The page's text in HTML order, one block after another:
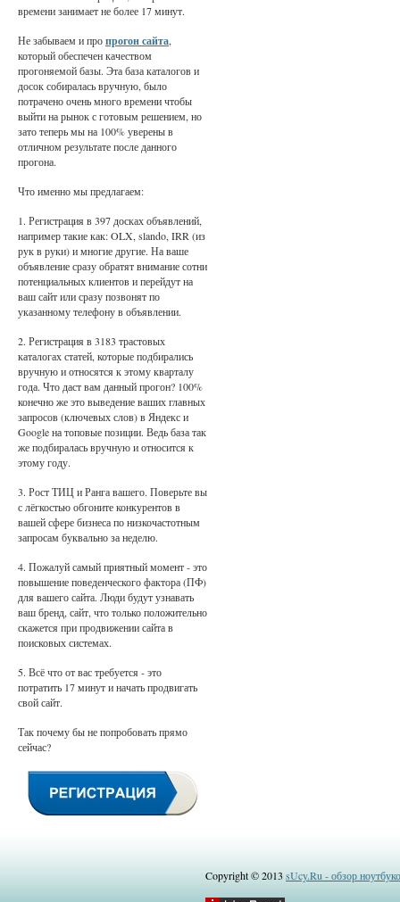
времени занимает не более 17 минут.
Не забываем и пропрогон сайта,
который обеспечен качеством
прогоняемой базы. Эта база каталогов и
досок собиралась вручную, было
потрачено очень много времени чтобы
выйти на рынок с готовым решением, но
зато теперь мы на 100% уверены в
отличном результате после данного
прогона.
Что именно мы предлагаем:
1. Регистрация в 397 досках объявлений,
например такие как: OLX, slando, IRR (из
рук в руки) и многие другие. На ваше
объявление сразу обратят внимание сотни
потенциальных клиентов и перейдут на
ваш сайт или сразу позвонят по
указанному телефону в объявлении.
2. Регистрация в 3183 трастовых
каталогах статей, которые подбирались
вручную и относятся к этому кварталу
года. Что даст вам данный прогон? 100%
конечно же это выведение ваших главных
запросов (ключевых слов) в Яндекс и
Google на топовые позиции. Ведь база так
же подбиралась вручную и относится к
этому году.
3. Рост ТИЦ и Ранга вашего. Поверьте вы
с лёгкостью обгоните конкурентов в
вашей сфере бизнеса по низкочастотным
запросам буквально за неделю.
4. Пожалуй самый приятный момент - это
повышение поведенческого фактора (ПФ)
для вашего сайта. Люди будут узнавать
ваш бренд, сайт, что только положительно
скажется при продвижении сайта в
поисковых системах.
5. Всё что от вас требуется - это
потратить 17 минут и начать продвигать
свой сайт.
Так почему бы не попробовать прямо
сейчас?
Copyright © 2013sUcy.Ru - обзор